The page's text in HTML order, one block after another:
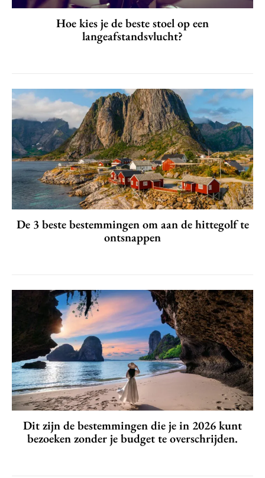
Hoe kies je de beste stoel op een
langeafstandsvlucht?
De 3 beste bestemmingen om aan de hittegolf te
ontsnappen
Dit zijn de bestemmingen die je in 2026 kunt
bezoeken zonder je budget te overschrijden.